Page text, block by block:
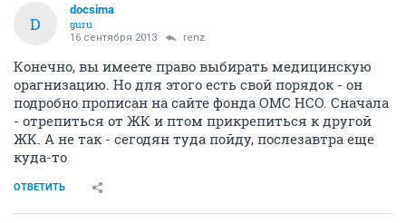
D
docsima
guru
16 сентября 2013 renz
Конечно, вы имеете право выбирать медицинскую
орагнизацию. Но для этого есть свой порядок - он
подробно прописан на сайте фонда ОМС НСО. Сначала
- отрепиться от ЖК и птом прикрепиться к другой
ЖК. А не так - сегодян туда пойду, послезавтра еще
куда-то
ОТВЕТИТЬ